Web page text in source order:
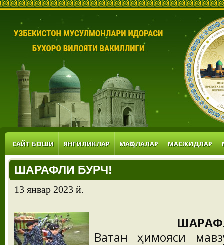
САЙТ БОШИ ЯНГИЛИКЛАР МАҚОЛАЛАР МАСЖИДЛАР
ШАРАФЛИ БУРЧ!
13 январ 2023 й.
Ватан ҳимояси